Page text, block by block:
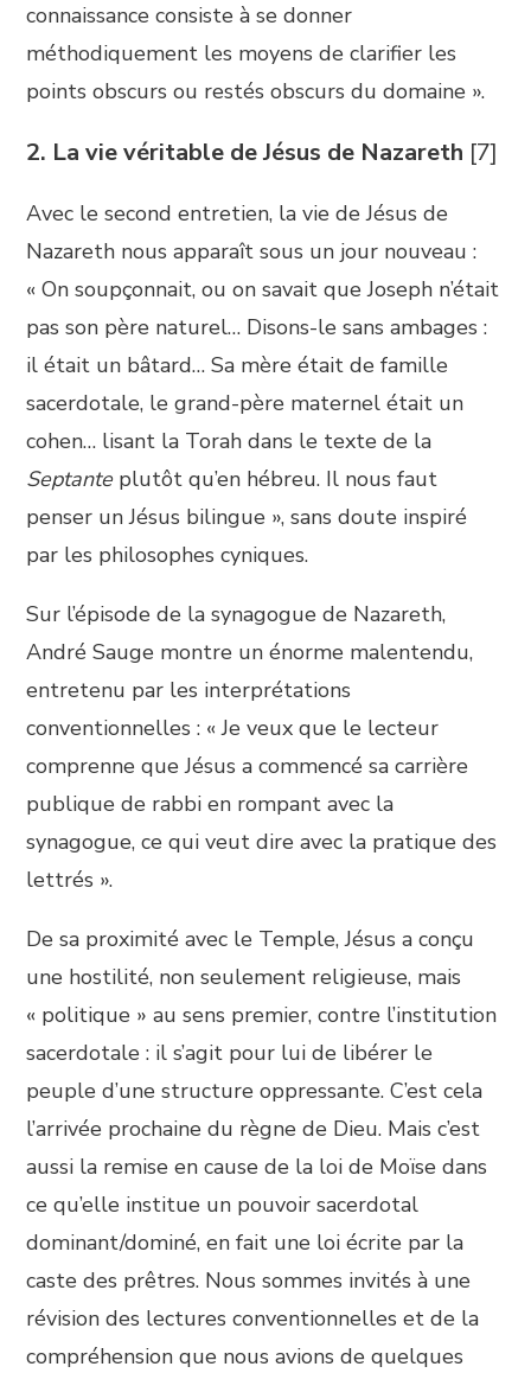
connaissance consiste à se donner
méthodiquement les moyens de clarifier les
points obscurs ou restés obscurs du domaine ».
2. La vie véritable de Jésus de Nazareth [7]
Avec le second entretien, la vie de Jésus de
Nazareth nous apparaît sous un jour nouveau :
« On soupçonnait, ou on savait que Joseph n’était
pas son père naturel… Disons-le sans ambages :
il était un bâtard… Sa mère était de famille
sacerdotale, le grand-père maternel était un
cohen… lisant la Torah dans le texte de la
Septanteplutôt qu’en hébreu. Il nous faut
penser un Jésus bilingue », sans doute inspiré
par les philosophes cyniques.
Sur l’épisode de la synagogue de Nazareth,
André Sauge montre un énorme malentendu,
entretenu par les interprétations
conventionnelles : « Je veux que le lecteur
comprenne que Jésus a commencé sa carrière
publique de rabbi en rompant avec la
synagogue, ce qui veut dire avec la pratique des
lettrés ».
De sa proximité avec le Temple, Jésus a conçu
une hostilité, non seulement religieuse, mais
« politique » au sens premier, contre l’institution
sacerdotale : il s’agit pour lui de libérer le
peuple d’une structure oppressante. C’est cela
l’arrivée prochaine du règne de Dieu. Mais c’est
aussi la remise en cause de la loi de Moïse dans
ce qu’elle institue un pouvoir sacerdotal
dominant/dominé, en fait une loi écrite par la
caste des prêtres. Nous sommes invités à une
révision des lectures conventionnelles et de la
compréhension que nous avions de quelques